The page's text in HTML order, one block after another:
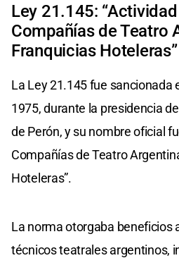
Ley 21.145:
Compañías de Teatro
Franquicias Hoteleras”
La Ley 21.145 fue sancionada
1975, durante la presidencia
de Perón, y su nombre oficial
Compañías de Teatro
Hoteleras”.
La norma otorgaba beneficios
técnicos teatrales argentinos,